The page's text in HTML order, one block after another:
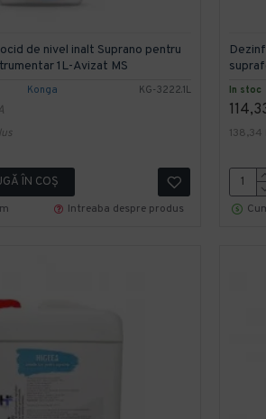
Konga KG-3222.1L
de nivel inalt Suprano pentru
1L-Avizat MS
ÎN COŞ
Intreaba despre produs
In stoc
138,34